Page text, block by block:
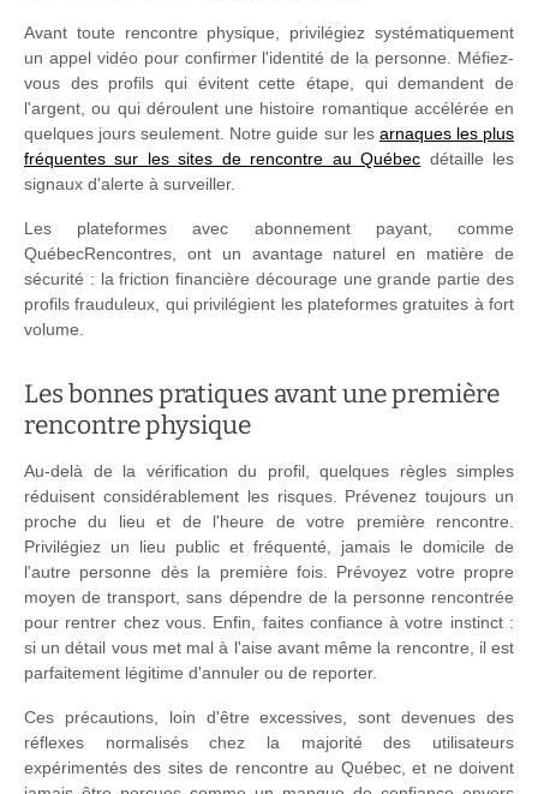
Avant toute rencontre physique, privilégiez systématiquement
un appel vidéo pour confirmer l'identité de la personne. Méfiez-
vous des profils qui évitent cette étape, qui demandent de
l'argent, ou qui déroulent une histoire romantique accélérée en
quelques jours seulement. Notre guide sur les arnaques les plus
fréquentes sur les sites de rencontre au Québec détaille les
signaux d'alerte à surveiller.
Les plateformes avec abonnement payant, comme
QuébecRencontres, ont un avantage naturel en matière de
sécurité : la friction financière décourage une grande partie des
profils frauduleux, qui privilégient les plateformes gratuites à fort
volume.
Les bonnes pratiques avant une première
rencontre physique
Au-delà de la vérification du profil, quelques règles simples
réduisent considérablement les risques. Prévenez toujours un
proche du lieu et de l'heure de votre première rencontre.
Privilégiez un lieu public et fréquenté, jamais le domicile de
l'autre personne dès la première fois. Prévoyez votre propre
moyen de transport, sans dépendre de la personne rencontrée
pour rentrer chez vous. Enfin, faites confiance à votre instinct :
si un détail vous met mal à l'aise avant même la rencontre, il est
parfaitement légitime d'annuler ou de reporter.
Ces précautions, loin d'être excessives, sont devenues des
réflexes normalisés chez la majorité des utilisateurs
expérimentés des sites de rencontre au Québec, et ne doivent